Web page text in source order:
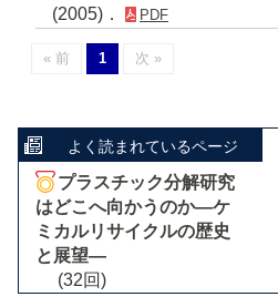
(2005)．
PDF
« 前 1 次 »
よく読まれているページ
プラスチック分解研究
はどこへ向かうのか―ケ
ミカルリサイクルの歴史
と展望―
(32回)